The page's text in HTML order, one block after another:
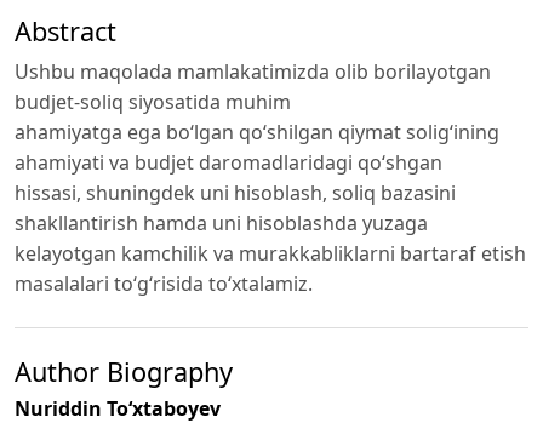
Abstract
Ushbu maqolada mamlakatimizda olib borilayotgan
budjet-soliq siyosatida muhim
ahamiyatga ega bo‘lgan qo‘shilgan qiymat solig‘ining
ahamiyati va budjet daromadlaridagi qo‘shgan
hissasi, shuningdek uni hisoblash, soliq bazasini
shakllantirish hamda uni hisoblashda yuzaga
kelayotgan kamchilik va murakkabliklarni bartaraf etish
masalalari to‘g‘risida to‘xtalamiz.
Author Biography
Nuriddin To‘xtaboyev